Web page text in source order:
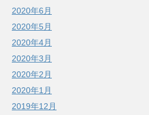
2020年6月
2020年5月
2020年4月
2020年3月
2020年2月
2020年1月
2019年12月